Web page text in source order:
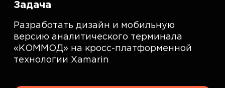
Задача
Разработать дизайн и мобильную
версию аналитического терминала
«КОММОД» на кросс-платформенной
технологии Xamarin